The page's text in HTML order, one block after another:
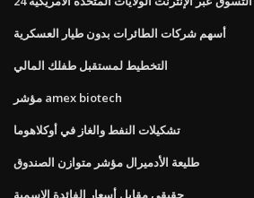
أسهم شركات الطائرات بدون طيار العسكرية
التخطيط لمستقبل طفلك المالي
مؤشر amex biotech
تشكيلات النفط والغاز في أوكلاهوما
طليعة الأدميرال مؤشر متوازن الصندوق
حقيقي مقابل أسعار الفائدة الاسمية